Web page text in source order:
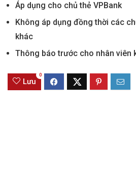
Áp dụng cho chủ thẻ VPBank
Không áp dụng đồng thời các
khác
Thông báo trước cho nhân viên
Lưu
0